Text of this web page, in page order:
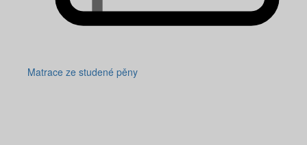
Matrace ze studené pěny